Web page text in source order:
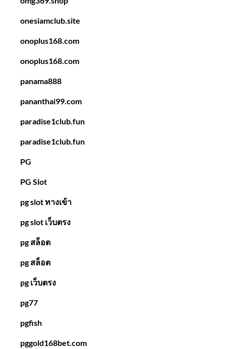
onesiamclub.site
onoplus168.com
onoplus168.com
panama888
pananthai99.com
paradise1club.fun
paradise1club.fun
PG
PG Slot
pg slot ทางเข้า
pg slot เว็บตรง
pg สล็อต
pg สล็อต
pg เว็บตรง
pg77
pgfish
pggold168bet.com